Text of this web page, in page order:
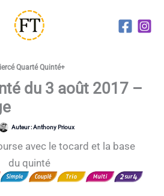
Quarté Quinté+
du 3 août 2017 –
Auteur :Anthony Prioux
avec le tocard et la base
du quinté